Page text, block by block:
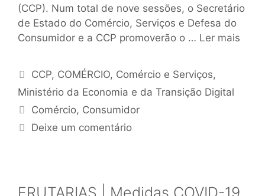
(CCP). Num total de nove sessões, o Secretário
de Estado do Comércio, Serviços e Defesa do
Consumidor e a CCP promoverão o … Ler mais
CCP, COMÉRCIO, Comércio e Serviços,
Ministério da Economia e da Transição Digital
Comércio, Consumidor
Deixe um comentário
FRUTARIAS | Medidas COVID-19